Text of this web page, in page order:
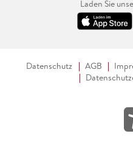
Laden Sie
Datenschutz AGB